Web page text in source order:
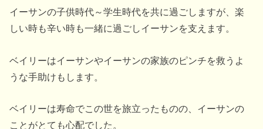
イーサンの子供時代～学生時代を共に過ごしますが、楽
しい時も辛い時も一緒に過ごしイーサンを支えます。
ベイリーはイーサンやイーサンの家族のピンチを救うよ
うな手助けもします。
ベイリーは寿命でこの世を旅立ったものの、イーサンの
ことがとても心配でした。